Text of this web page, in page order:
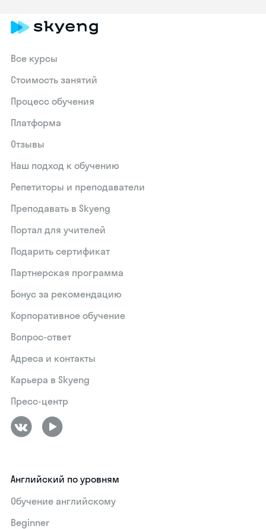
Все курсы
Стоимость занятий
Процесс обучения
Платформа
Отзывы
Наш подход к обучению
Репетиторы и преподаватели
Преподавать в Skyeng
Портал для учителей
Подарить сертификат
Партнерская программа
Бонус за рекомендацию
Корпоративное обучение
Вопрос-ответ
Адреса и контакты
Карьера в Skyeng
Пресс-центр
Английский по уровням
Обучение английскому
Beginner